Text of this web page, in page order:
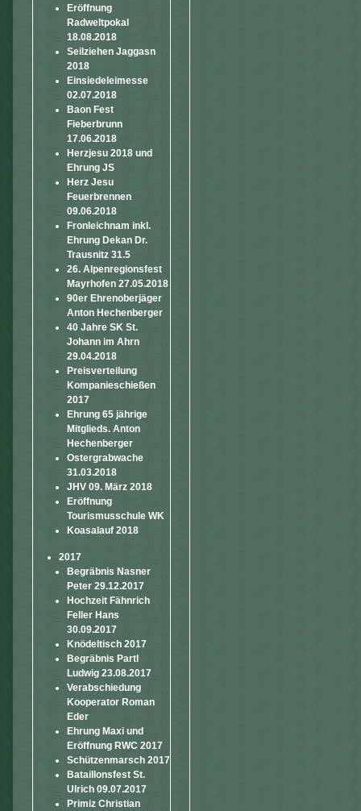
Eröffnung
Radweltpokal
18.08.2018
Seilziehen Jaggasn
2018
Einsiedeleimesse
02.07.2018
Baon Fest
Fieberbrunn
17.06.2018
Herzjesu 2018 und
Ehrung JS
Herz Jesu
Feuerbrennen
09.06.2018
Fronleichnam inkl.
Ehrung Dekan Dr.
Trausnitz 31.5
26. Alpenregionsfest
Mayrhofen 27.05.2018
90er Ehrenoberjäger
Anton Hechenberger
40 Jahre SK St.
Johann im Ahrn
29.04.2018
Preisverteilung
Kompanieschießen
2017
Ehrung 65 jährige
Mitglieds. Anton
Hechenberger
Ostergrabwache
31.03.2018
JHV 09. März 2018
Eröffnung
Tourismusschule WK
Koasalauf 2018
2017
Begräbnis Nasner
Peter 29.12.2017
Hochzeit Fähnrich
Feller Hans
30.09.2017
Knödeltisch 2017
Begräbnis Partl
Ludwig 23.08.2017
Verabschiedung
Kooperator Roman
Eder
Ehrung Maxi und
Eröffnung RWC 2017
Schützenmarsch 2017
Bataillonsfest St.
Ulrich 09.07.2017
Primiz Christian